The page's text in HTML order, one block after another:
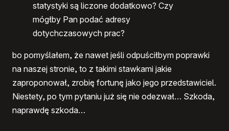
statystyki są liczone dodatkowo? Czy
mógłby Pan podać adresy
dotychczasowych prac?
bo pomyślałem, że nawet jeśli odpuściłbym poprawki
na naszej stronie, to z takimi stawkami jakie
zaproponował, zrobię fortunę jako jego przedstawiciel.
Niestety, po tym pytaniu już się nie odezwał… Szkoda,
naprawdę szkoda…